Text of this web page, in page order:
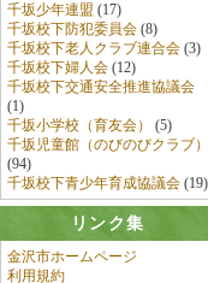
千坂少年連盟 (17)
千坂校下防犯委員会(8)
千坂校下老人クラブ連合会(3)
千坂校下婦人会(12)
千坂校下交通安全推進協議会
(1)
千坂小学校（育友会）
(5)
千坂児童館（のびのびクラブ）
(94)
千坂校下青少年育成協議会(19)
リンク集
金沢市ホームページ
利用規約